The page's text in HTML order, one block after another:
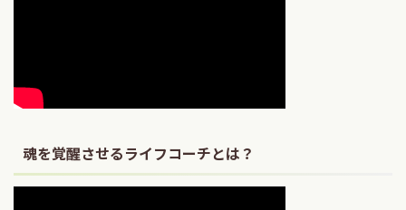
魂を覚醒させるライフコーチとは？